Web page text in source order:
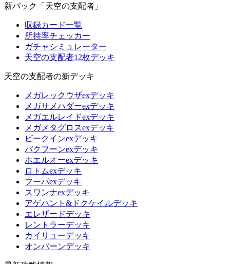
新パック「天空の支配者」
収録カード一覧
所持率チェッカー
ガチャシミュレーター
天空の支配者12枚デッキ
天空の支配者の新デッキ
メガレックウザexデッキ
メガサメハダーexデッキ
メガエルレイドexデッキ
メガメタグロスexデッキ
ビークインexデッキ
バクフーンexデッキ
ホエルオーexデッキ
ロトムexデッキ
フーパexデッキ
スワンナexデッキ
アゲハント&ドクケイルデッキ
エレザードデッキ
レントラーデッキ
カイリューデッキ
オンバーンデッキ